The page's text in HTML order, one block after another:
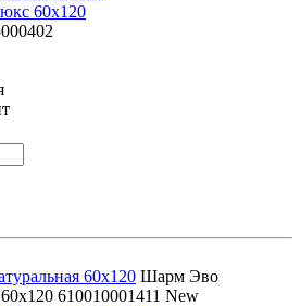
60x120
60x120 Шарм Эво
610010001411 New